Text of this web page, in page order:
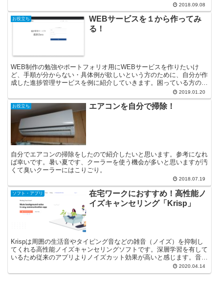
2018.09.08
お役立ち
WEBサービスを１から作ってみ
る！
WEB制作の勉強やポートフォリオ用にWEBサービスを作りたいけ
ど、手順が分からない・具体例が欲しいという方のために、自分が作
成した進捗管理サービスを例に紹介していきます。困っている方の参
2019.01.20
お役立ち エアコンを自分で掃除！
自分でエアコンの掃除をしたので紹介したいと思います。参考になれ
ば幸いです。暑い夏です、クーラーを使う機会が多いと思いますが汚
くて臭いクーラーにはこりごり。
2018.07.19
ソフト・アプリ
在宅ワークにおすすめ！高性能ノ
イズキャンセリング「Krisp」
Krispは周囲の生活音やタイピング音などの雑音（ノイズ）を抑制し
てくれる高性能ノイズキャンセリングソフトです。深層学習を有して
いるため従来のアプリよりノイズカット効果が高いと感じます。音声
通話・ビデオ通話・動画撮影などマイクのノイズを抑制したい場合に
おすすめです。
2020.04.14